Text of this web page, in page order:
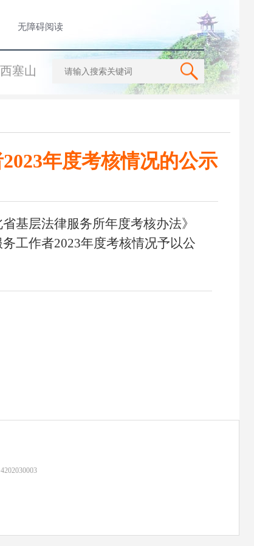
无障碍阅读
塞山
年度考核情况的公示
基层法律服务所年度考核办法》
工作者2023年度考核情况予以公